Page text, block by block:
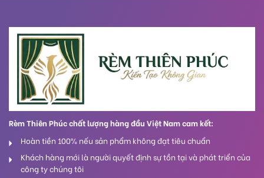
Rèm Thiên Phúc chất lượng hàng đầu Việt Nam cam kết:
Hoàn tiền 100% nếu sản phẩm không đạt tiêu chuẩn
Khách hàng mới là người quyết định sự tồn tại và phát triển của
công ty chúng tôi